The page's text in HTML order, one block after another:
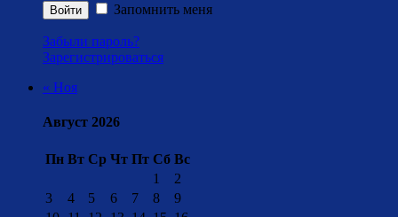
Запомнить меня
Забыли пароль?
Зарегистрироваться
« Ноя
Август 2026
Пн Вт Ср Чт Пт Сб Вс
1
2
3
4 5 6 7 8
9